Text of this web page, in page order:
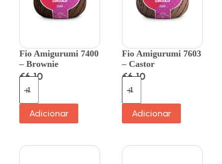
Fio Amigurumi 7400
– Brownie
€6.10
Adicionar
Fio Amigurumi 7603
– Castor
€6.10
Adicionar